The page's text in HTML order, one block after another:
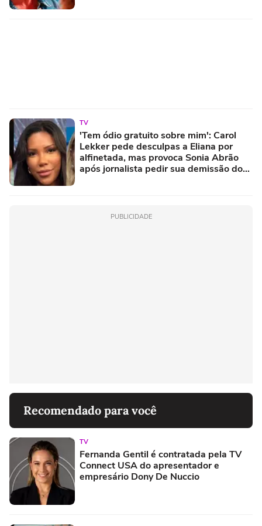
TV
'Tem ódio gratuito sobre mim': Carol
Lekker pede desculpas a Eliana por
alfinetada, mas provoca Sonia Abrão
após jornalista pedir sua demissão do
PUBLICIDADE
Recomendado para você
TV
Fernanda Gentil é contratada pela TV
Connect USA do apresentador e
empresário Dony De Nuccio